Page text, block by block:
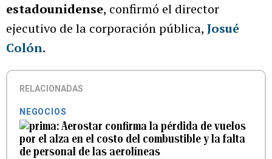
estadounidense, confirmó el director
ejecutivo de la corporación pública, Josué
Colón.
RELACIONADAS
NEGOCIOS
Aerostar confirma la pérdida de vuelos
por el alza en el costo del combustible y la falta
de personal de las aerolíneas